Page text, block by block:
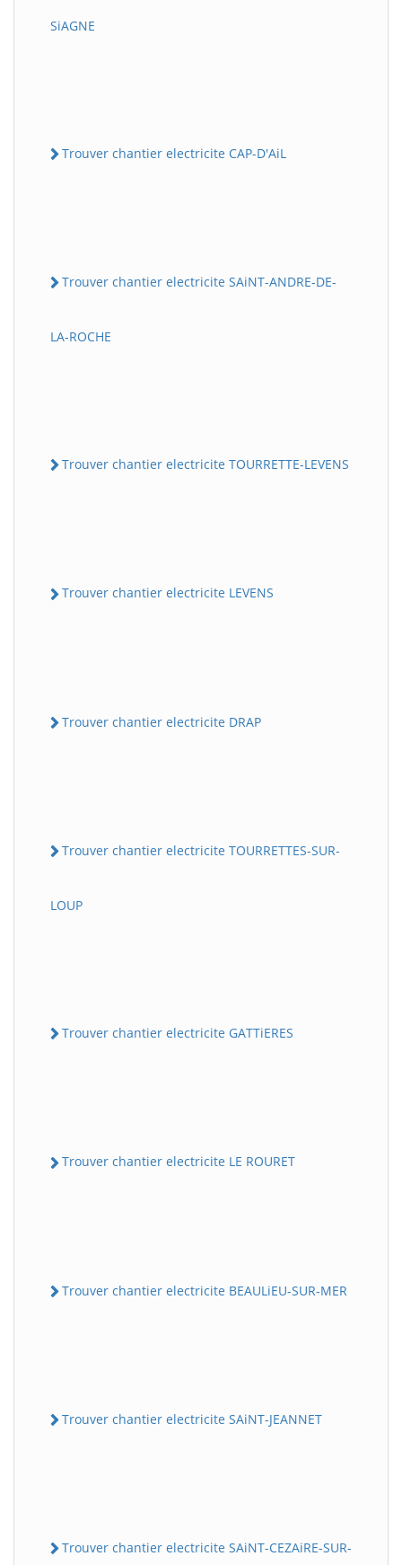
SiAGNE
Trouver chantier electricite CAP-D'AiL
Trouver chantier electricite SAiNT-ANDRE-DE-
LA-ROCHE
Trouver chantier electricite TOURRETTE-LEVENS
Trouver chantier electricite LEVENS
Trouver chantier electricite DRAP
Trouver chantier electricite TOURRETTES-SUR-
LOUP
Trouver chantier electricite GATTiERES
Trouver chantier electricite LE ROURET
Trouver chantier electricite BEAULiEU-SUR-MER
Trouver chantier electricite SAiNT-JEANNET
Trouver chantier electricite SAiNT-CEZAiRE-SUR-